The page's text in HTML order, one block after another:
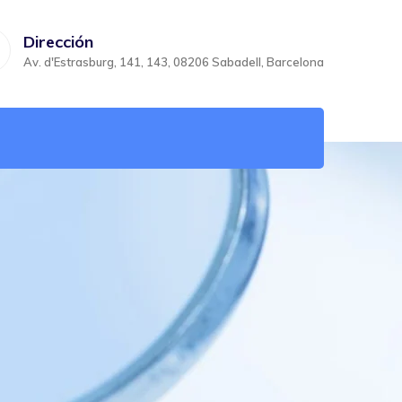
Dirección
Av. d'Estrasburg, 141, 143, 08206 Sabadell, Barcelona